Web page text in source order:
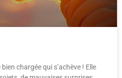
chargée qui s’achève ! Elle